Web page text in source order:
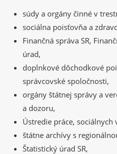
súdy a orgány činné v
sociálna poisťovňa a
Finančná správa SR,
úrad,
doplnkové dôchodkové
správcovské spoločnosti,
orgány štátnej správy a
a dozoru,
Ústredie práce, sociálnych
štátne archívy s
Štatistický úrad SR,